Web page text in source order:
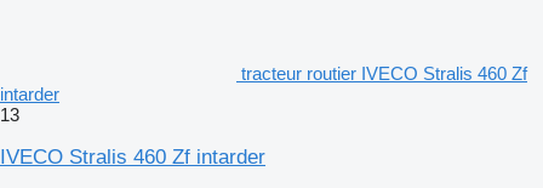
tracteur routier IVECO Stralis 460 Zf
intarder
13
IVECO Stralis 460 Zf intarder